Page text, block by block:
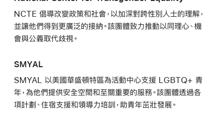
NCTE 倡導改變政策和社會，以加深對跨性別人士的理解，
並讓他們得到更廣泛的接納。該團體致力推動以同理心、機
會與公義取代歧視。
SMYAL
SMYAL 以美國華盛頓特區為活動中心支援 LGBTQ+ 青
年，為他們提供安全空間和至關重要的服務。該團體透過各
項計劃、住宿支援和領導力培訓，助青年茁壯發展。